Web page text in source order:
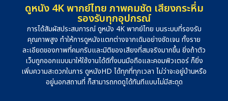
ดูหนัง 4K พากย์ไทย ภาพคมชัด เสียงกระหึ่ม
รองรับทุกอุปกรณ์
การได้สัมผัสประสบการณ์ ดูหนัง 4K พากย์ไทย บนระบบที่รองรับ
คุณภาพสูง ทำให้การดูหนังแตกต่างจากเดิมอย่างชัดเจน ทั้งราย
ละเอียดของภาพที่คมกริบและมิติของเสียงที่สมจริงมากขึ้น ยิ่งถ้าตัว
เว็บถูกออกแบบมาให้ใช้งานได้ดีทั้งบนมือถือและคอมพิวเตอร์ ก็ยิ่ง
เพิ่มความสะดวกในการ ดูหนังHD ได้ทุกที่ทุกเวลา ไม่ว่าจะอยู่บ้านหรือ
อยู่นอกสถานที่ ก็สามารถกดดูได้ทันทีแบบไม่มีสะดุด